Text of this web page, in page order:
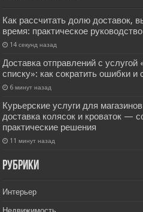
Как рассчитать долю доставок,
время: практическое руководство
14 секунд назад
Доставка отправлений с услугой
списку»: как сократить ошибки и
6 минут назад
Курьерские услуги для
доставка колясок и кроваток —
практические решения
11 минут назад
РУбрики
Интерьер